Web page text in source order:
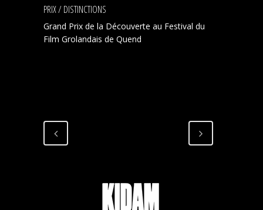
PRIX / DISTINCTIONS
Grand Prix de la Découverte au Festival du
Film Grolandais de Quend